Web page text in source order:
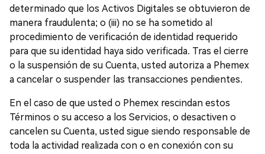
determinado que los Activos Digitales se obtuvieron de
manera fraudulenta; o (iii) no se ha sometido al
procedimiento de verificación de identidad requerido
para que su identidad haya sido verificada. Tras el cierre
o la suspensión de su Cuenta, usted autoriza a Phemex
a cancelar o suspender las transacciones pendientes.
En el caso de que usted o Phemex rescindan estos
Términos o su acceso a los Servicios, o desactiven o
cancelen su Cuenta, usted sigue siendo responsable de
toda la actividad realizada con o en conexión con su